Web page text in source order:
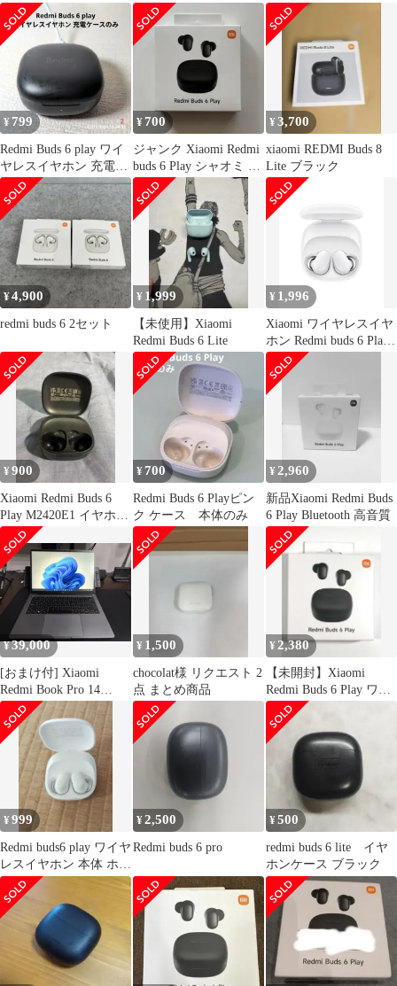
ホン付属 T-0235
¥799
Redmi Buds 6 play ワイ
ヤレスイヤホン 充電ケ
ースのみ 本体 黒
¥ 700
ジャンク Xiaomi Redmi
buds 6 Play シャオミ イ
ヤホン
¥3,700
xiaomi REDMI Buds 8
Lite ブラック
¥4,900
redmi buds 6 2セット
¥ 1,999
【未使用】Xiaomi
Redmi Buds 6 Lite
¥ 1,996
Xiaomi ワイヤレスイヤ
ホン Redmi buds 6 Play
36時間の再生時間 AI 通
話時ノイズリダクショ
ン 低遅延モデル 超軽量
Google Fast Pair対応 急
速充電 USB Type-C ホ
¥900
Xiaomi Redmi Buds 6
Play M2420E1 イヤホン
ケース
¥ 700
Redmi Buds 6 Playピン
ク ケース 本体のみ
¥ 2,960
新品Xiaomi Redmi Buds
6 Play Bluetooth 高音質
¥39,000
[おまけ付] Xiaomi
Redmi Book Pro 14
(Ryzen)
¥ 1,500
chocolat様 リクエスト 2
点 まとめ商品
¥2,380
【未開封】Xiaomi
Redmi Buds 6 Play ワイ
ヤレスイヤホン
¥999
Redmi buds6 play ワイヤ
レスイヤホン 本体 ホワ
イト
¥2,500
Redmi buds 6 pro
¥500
redmi buds 6 lite イヤ
ホンケース ブラック